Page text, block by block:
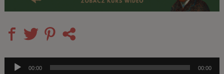
Odtwarzacz
00:00 00:00